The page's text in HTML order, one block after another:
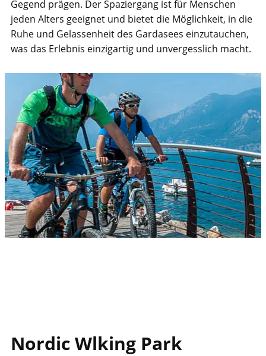
Gegend prägen. Der Spaziergang ist für Menschen
jeden Alters geeignet und bietet die Möglichkeit, in die
Ruhe und Gelassenheit des Gardasees einzutauchen,
was das Erlebnis einzigartig und unvergesslich macht.
Nordic Wlking Park